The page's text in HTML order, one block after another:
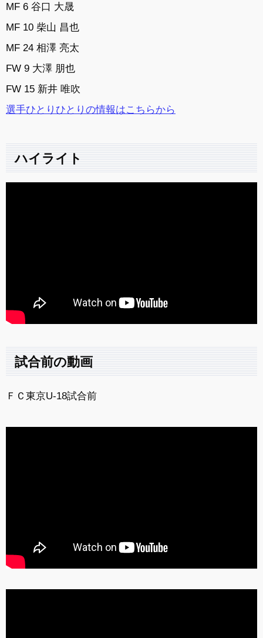
MF 6 谷口 大晟
MF 10 柴山 昌也
MF 24 相澤 亮太
FW 9 大澤 朋也
FW 15 新井 唯吹
選手ひとりひとりの情報はこちらから
ハイライト
試合前の動画
ＦＣ東京U-18試合前